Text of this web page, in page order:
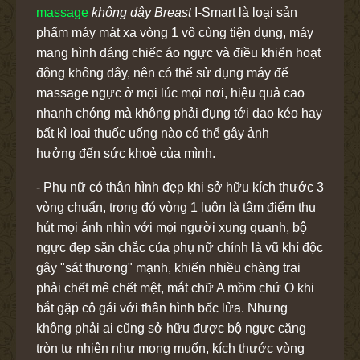
massage không dây Breast I-Smart là loại sản
phẩm máy mát xa vòng 1 vô cùng tiện dụng, máy
mang hình dáng chiếc áo ngực và điều khiển hoạt
động không dây, nên có thể sử dụng máy để
massage ngực ở mọi lúc mọi nơi, hiệu quả cao
nhanh chóng mà không phải đụng tới dao kéo hay
bất kì loại thuốc uống nào có thể gây ảnh
hưởng đến sức khoẻ của mình.
- Phụ nữ có thân hình đẹp khi sở hữu kích thước 3
vòng chuẩn, trong đó vòng 1 luôn là tâm điểm thu
hút mọi ánh nhìn với mọi người xung quanh, bộ
ngực đẹp săn chắc của phụ nữ chính là vũ khí độc
gây "sát thương" mạnh, khiến nhiều chàng trai
phải chết mê chết mệt, mắt chữ A mồm chứ O khi
bắt gặp cô gái với thân hình bốc lửa. Nhưng
không phải ai cũng sở hữu được bộ ngực căng
tròn tự nhiên như mong muốn, kích thước vòng